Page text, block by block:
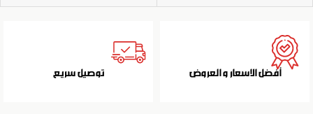
أفضل الاسعار و العروض توصيل سريع